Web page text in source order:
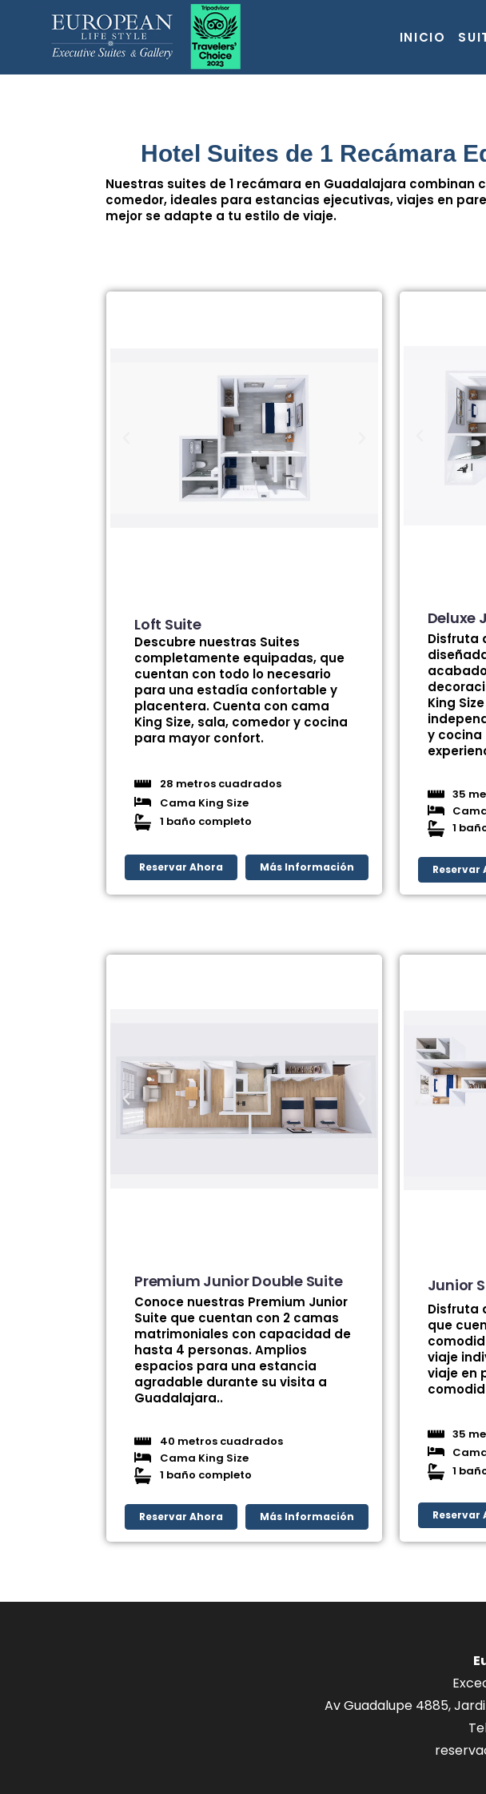
INICIO
Hotel Suites de 1 Recámara
Nuestras suites de 1 recámara en Guadalajara
comedor, ideales para estancias ejecutivas, viajes en
mejor se adapte a tu estilo de viaje.
Loft Suite
Descubre nuestras Suites
completamente equipadas, que
cuentan con todo lo necesario
para una estadía confortable y
placentera. Cuenta con cama
King Size, sala, comedor y cocina
para mayor confort.
28 metros cuadrados
Cama King Size
1 baño completo
Reservar Ahora Más Información
Deluxe
Disfruta
King
y cocina
35
1
Reservar
Premium Junior Double Suite
Conoce nuestras Premium Junior
Suite que cuentan con 2 camas
matrimoniales con capacidad de
hasta 4 personas. Amplios
espacios para una estancia
agradable durante su visita a
Guadalajara..
40 metros cuadrados
Cama King Size
1 baño completo
Reservar Ahora Más Información
Junior
Disfruta
que
viaje
viaje en
35
1
Reservar
Av Guadalupe 4885,